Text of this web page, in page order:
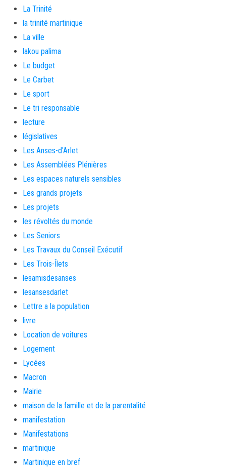
La Trinité
la trinité martinique
La ville
lakou palima
Le budget
Le Carbet
Le sport
Le tri responsable
lecture
législatives
Les Anses-d'Arlet
Les Assemblées Plénières
Les espaces naturels sensibles
Les grands projets
Les projets
les révoltés du monde
Les Seniors
Les Travaux du Conseil Exécutif
Les Trois-Îlets
lesamisdesanses
lesansesdarlet
Lettre a la population
livre
Location de voitures
Logement
Lycées
Macron
Mairie
maison de la famille et de la parentalité
manifestation
Manifestations
martinique
Martinique en bref